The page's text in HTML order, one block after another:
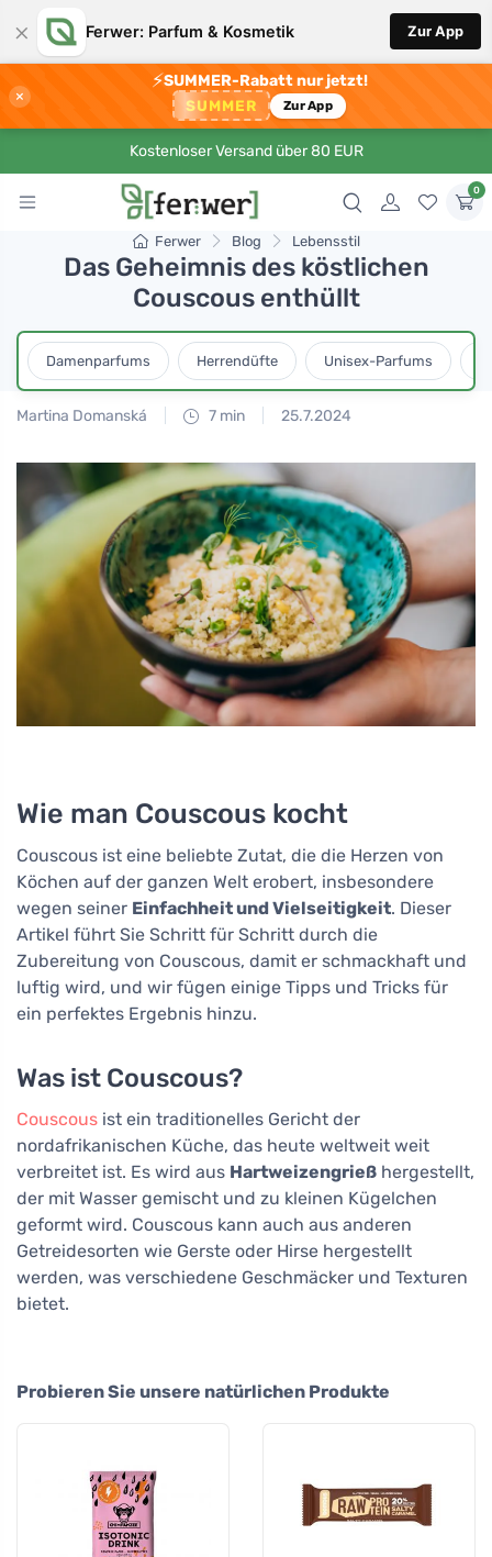
× Ferwer: Parfum & Kosmetik Zur App
×
⚡SUMMER-Rabatt nur jetzt!
SUMMER Zur App
Kostenloser Versand über 80 EUR
0
Ferwer Blog Lebensstil
Das Geheimnis des köstlichen
Couscous enthüllt
Damenparfums Herrendüfte Unisex-Parfums
Martina Domanská 7 min 25.7.2024
Wie man Couscous kocht
Couscous ist eine beliebte Zutat, die die Herzen von
Köchen auf der ganzen Welt erobert, insbesondere
wegen seiner Einfachheit und Vielseitigkeit. Dieser
Artikel führt Sie Schritt für Schritt durch die
Zubereitung von Couscous, damit er schmackhaft und
luftig wird, und wir fügen einige Tipps und Tricks für
ein perfektes Ergebnis hinzu.
Was ist Couscous?
Couscous ist ein traditionelles Gericht der
nordafrikanischen Küche, das heute weltweit weit
verbreitet ist. Es wird aus Hartweizengrieß hergestellt,
der mit Wasser gemischt und zu kleinen Kügelchen
geformt wird. Couscous kann auch aus anderen
Getreidesorten wie Gerste oder Hirse hergestellt
werden, was verschiedene Geschmäcker und Texturen
bietet.
Probieren Sie unsere natürlichen Produkte